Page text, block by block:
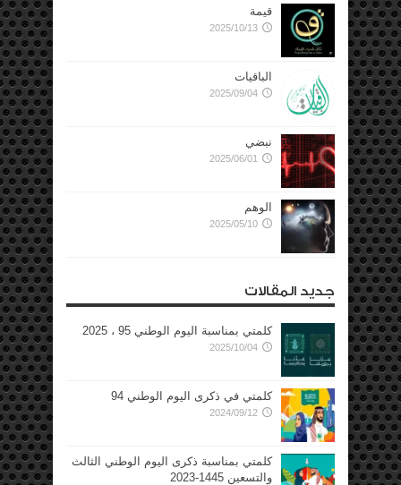
قيمة
2025/10/13
الباقيات
2025/09/04
نبضي
2025/06/01
الوهم
2025/05/10
جديد المقالات
كلمتي بمناسبة اليوم الوطني 95 ، 2025
2025/10/04
كلمتي في ذكرى اليوم الوطني 94
2024/09/12
كلمتي بمناسبة ذكرى اليوم الوطني الثالث
والتسعين 1445-2023